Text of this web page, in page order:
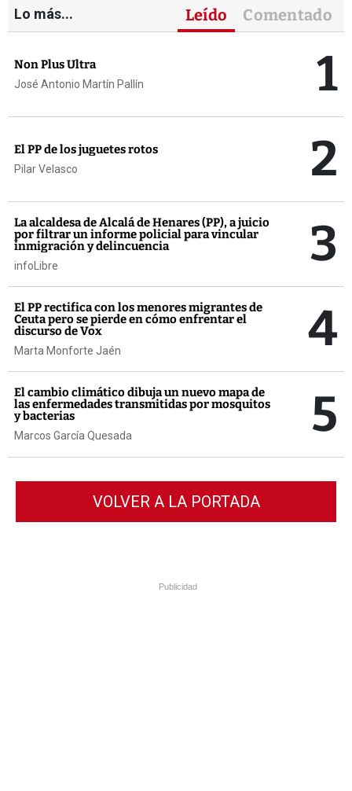
Lo más... Leído Comentado
Non Plus Ultra
José Antonio Martín Pallín 1
El PP de los juguetes rotos
Pilar Velasco 2
La alcaldesa de Alcalá de Henares (PP), a juicio
por filtrar un informe policial para vincular
inmigración y delincuencia
infoLibre 3
El PP rectifica con los menores migrantes de
Ceuta pero se pierde en cómo enfrentar el
discurso de Vox
Marta Monforte Jaén 4
El cambio climático dibuja un nuevo mapa de
las enfermedades transmitidas por mosquitos
y bacterias
Marcos García Quesada 5
VOLVER A LA PORTADA
Publicidad